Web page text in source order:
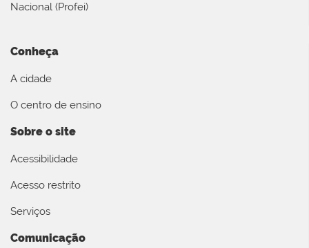
Nacional (Profei)
Conheça
A cidade
O centro de ensino
Sobre o site
Acessibilidade
Acesso restrito
Serviços
Comunicação